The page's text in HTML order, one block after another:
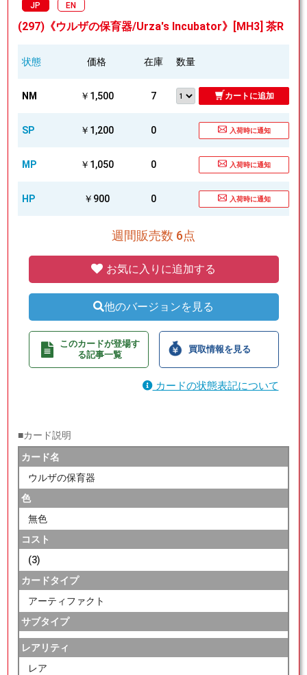
JP EN
(297)《ウルザの保育器/Urza's Incubator》[MH3] 茶R
状態 価格 在庫 数量
NM ￥1,500 7 カートに追加
SP ￥1,200 0 入荷時に通知
MP ￥1,050 0 入荷時に通知
HP ￥900 0 入荷時に通知
週間販売数 6点
お気に入りに追加する
他のバージョンを見る
このカードが登場す
る記事一覧
買取情報を見る
カードの状態表記について
■カード説明
カード名
ウルザの保育器
色
無色
コスト
(3)
カードタイプ
アーティファクト
サブタイプ
レアリティ
レア